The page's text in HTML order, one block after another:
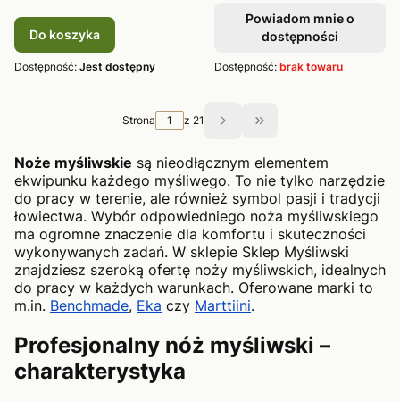
Do koszyka
Dostępność: Jest dostępny
Powiadom mnie o
dostępności
Dostępność: brak towaru
Strona z 21 Przejdź do ostatniej
Noże myśliwskie są nieodłącznym elementem
ekwipunku każdego myśliwego. To nie tylko narzędzie
do pracy w terenie, ale również symbol pasji i tradycji
łowiectwa. Wybór odpowiedniego noża myśliwskiego
ma ogromne znaczenie dla komfortu i skuteczności
wykonywanych zadań. W sklepie Sklep Myśliwski
znajdziesz szeroką ofertę noży myśliwskich, idealnych
do pracy w każdych warunkach. Oferowane marki to
m.in. Benchmade, Eka czy Marttiini.
Profesjonalny nóż myśliwski –
charakterystyka